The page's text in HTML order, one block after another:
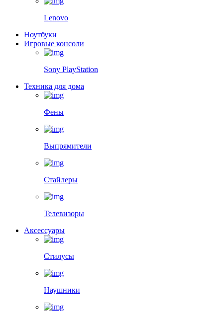
Lenovo
Ноутбуки
Игровые консоли
Sony PlayStation
Техника для дома
Фены
Выпрямители
Стайлеры
Телевизоры
Аксессуары
Стилусы
Наушники